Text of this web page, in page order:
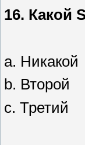
16. Какой
a. Никакой
b. Второй
c. Третий